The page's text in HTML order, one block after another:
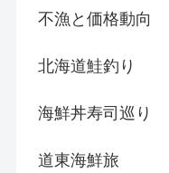
不漁と価格動向
北海道鮭釣り
海鮮丼寿司巡り
道東海鮮旅